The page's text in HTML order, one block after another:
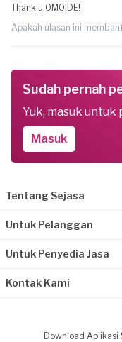
Thank u OMOIDE!
Apakah ulasan ini
Sudah pernah
Yuk, masuk untuk
Masuk
Tentang Sejasa
Untuk Pelanggan
Untuk Penyedia Jasa
Kontak Kami
Download Aplikasi